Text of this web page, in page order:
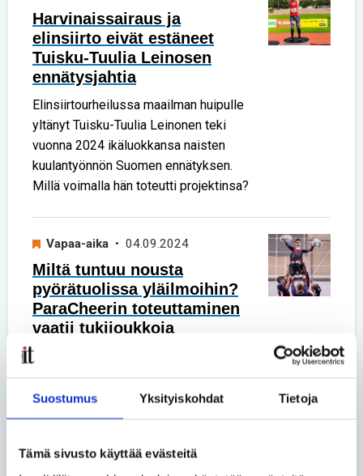
Suostumus Yksityiskohdat Tietoja
Tämä sivusto käyttää evästeitä
Harvinaissairaus ja
elinsiirto eivät estäneet
Tuisku-Tuulia Leinosen
ennätysjahtia
Elinsiirtourheilussa maailman huipulle
yltänyt Tuisku-Tuulia Leinonen teki
vuonna 2024 ikäluokkansa naisten
kuulantyönnön Suomen ennätyksen.
Millä voimalla hän toteutti projektinsa?
Vapaa-aika • 04.09.2024
Miltä tuntuu nousta
pyörätuolissa yläilmoihin?
ParaCheerin toteuttaminen
vaatii tukijoukkoja
– Ihanaa tuntea, että on jossain hyvä!
ParaCheeriä Noora Haaja ja Hilla
Karjalainen.